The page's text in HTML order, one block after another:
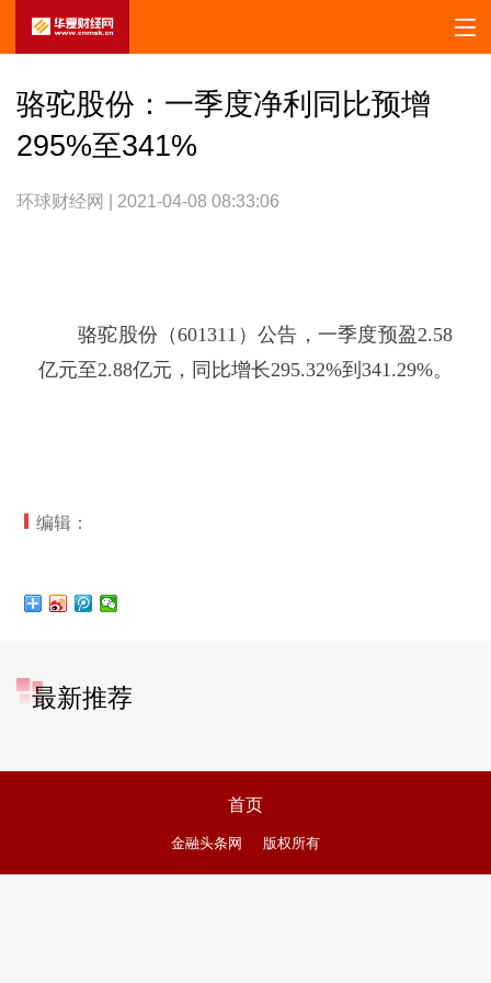
骆驼股份：一季度净利同比预增
295%至341%
环球财经网 | 2021-04-08 08:33:06
骆驼股份（601311）公告，一季度预盈2.58
亿元至2.88亿元，同比增长295.32%到341.29%。
编辑：
最新推荐
首页
金融头条网 版权所有